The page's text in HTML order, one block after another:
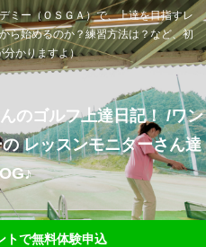
ミー（ＯＳＧＡ）で、上達を目指すレ
ら始めるのか？練習方法は？など、初
分かりますよ）
のゴルフ上達日記！ /ワン
レッスンモニターさん達
トで無料体験申込